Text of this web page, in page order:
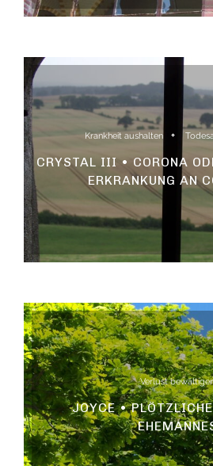
Krankheit aushalten
CRYSTAL III • CORONA
ERKRANKUNG AN
Verlust
JOYCE •